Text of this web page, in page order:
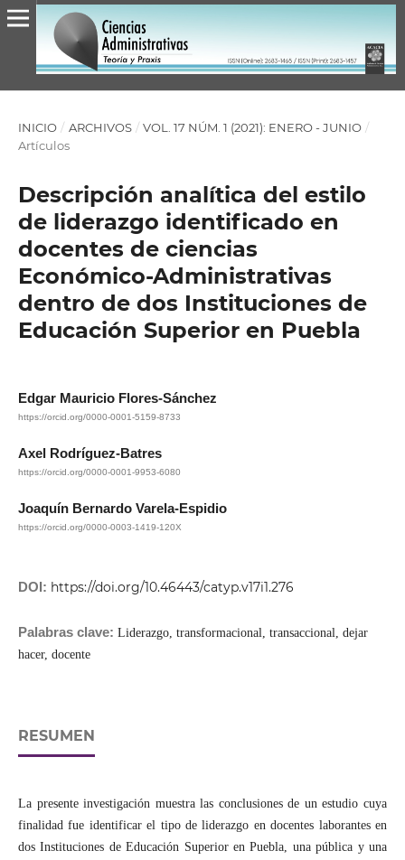
INICIO / ARCHIVOS / VOL. 17 NÚM. 1 (2021): ENERO - JUNIO /
Artículos
Descripción analítica del estilo
de liderazgo identificado en
docentes de ciencias
Económico-Administrativas
dentro de dos Instituciones de
Educación Superior en Puebla
Edgar Mauricio Flores-Sánchez
https://orcid.org/0000-0001-5159-8733
Axel Rodríguez-Batres
https://orcid.org/0000-0001-9953-6080
Joaquín Bernardo Varela-Espidio
https://orcid.org/0000-0003-1419-120X
DOI: https://doi.org/10.46443/catyp.v17i1.276
Palabras clave: Liderazgo, transformacional, transaccional, dejar
hacer, docente
RESUMEN
La presente investigación muestra las conclusiones de un estudio cuya
finalidad fue identificar el tipo de liderazgo en docentes laborantes en
dos Instituciones de Educación Superior en Puebla, una pública y una